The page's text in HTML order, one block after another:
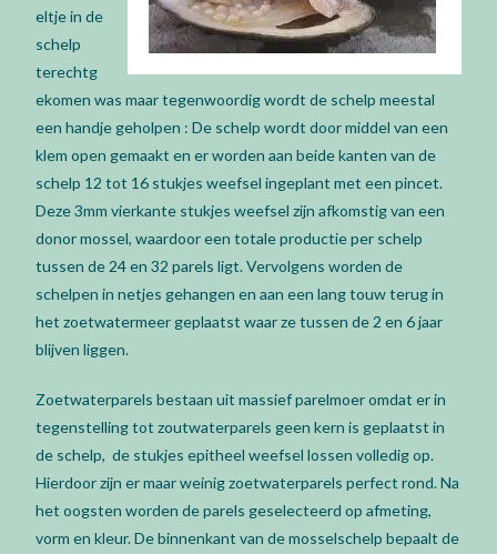
eltje in de
schelp
terechtg
ekomen was maar tegenwoordig wordt de schelp meestal
een handje geholpen : De schelp wordt door middel van een
klem open gemaakt en er worden aan beide kanten van de
schelp 12 tot 16 stukjes weefsel ingeplant met een pincet.
Deze 3mm vierkante stukjes weefsel zijn afkomstig van een
donor mossel, waardoor een totale productie per schelp
tussen de 24 en 32 parels ligt. Vervolgens worden de
schelpen in netjes gehangen en aan een lang touw terug in
het zoetwatermeer geplaatst waar ze tussen de 2 en 6 jaar
blijven liggen.
Zoetwaterparels bestaan uit massief parelmoer omdat er in
tegenstelling tot zoutwaterparels geen kern is geplaatst in
de schelp, de stukjes epitheel weefsel lossen volledig op.
Hierdoor zijn er maar weinig zoetwaterparels perfect rond. Na
het oogsten worden de parels geselecteerd op afmeting,
vorm en kleur. De binnenkant van de mosselschelp bepaalt de